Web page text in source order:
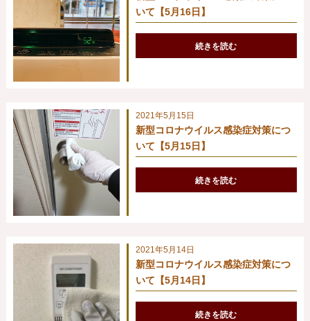
いて【5月16日】
続きを読む
2021年5月15日
新型コロナウイルス感染症対策につ
いて【5月15日】
続きを読む
2021年5月14日
新型コロナウイルス感染症対策につ
いて【5月14日】
続きを読む